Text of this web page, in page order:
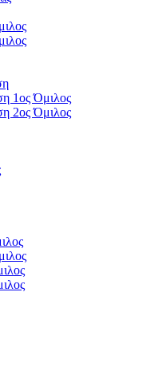
1ος Όμιλος
2ος Όμιλος